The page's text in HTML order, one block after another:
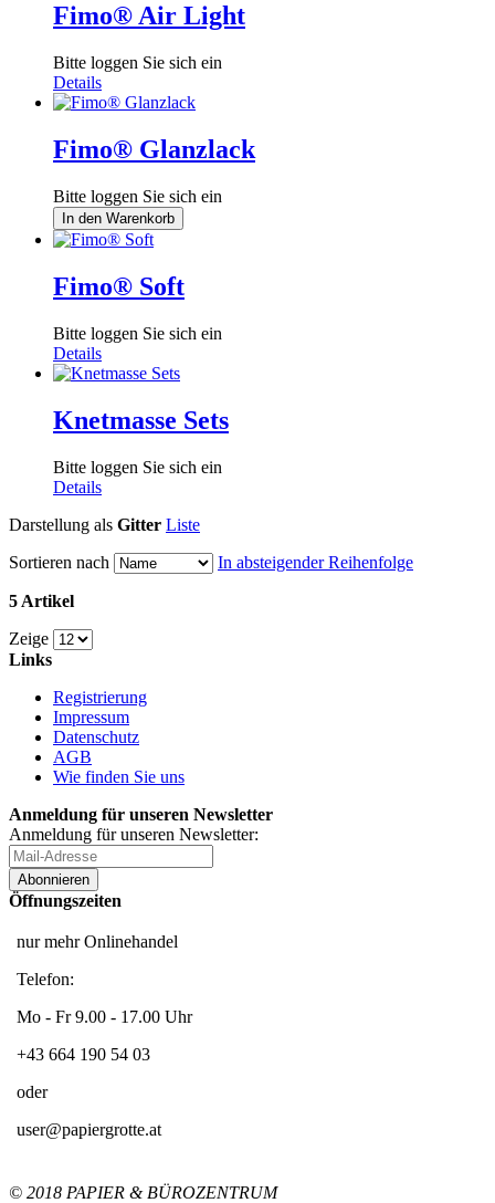
Fimo® Air Light
Bitte loggen Sie sich ein
Details
Fimo® Glanzlack
Bitte loggen Sie sich ein
In den Warenkorb
Fimo® Soft
Bitte loggen Sie sich ein
Details
Knetmasse Sets
Bitte loggen Sie sich ein
Details
Darstellung als Gitter Liste
Sortieren nach
In absteigender Reihenfolge
5 Artikel
Zeige
Links
Registrierung
Impressum
Datenschutz
AGB
Wie finden Sie uns
Anmeldung für unseren Newsletter
Anmeldung für unseren Newsletter:
Abonnieren
Öffnungszeiten
nur mehr Onlinehandel
Telefon:
Mo - Fr 9.00 - 17.00 Uhr
+43 664 190 54 03
oder
user@papiergrotte.at
© 2018 PAPIER & BÜROZENTRUM